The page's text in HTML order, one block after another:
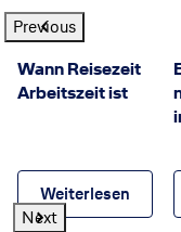
Previous
Wann Reisezeit
Arbeitszeit ist
Weiterlesen
Next